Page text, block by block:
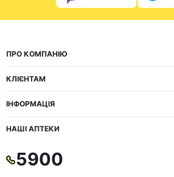
ПРО КОМПАНІЮ
КЛІЄНТАМ
ІНФОРМАЦІЯ
НАШІ АПТЕКИ
5900